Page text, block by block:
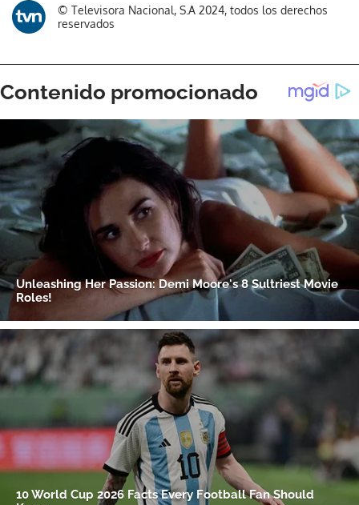
Gracias por suscribirte a nuestro boletín.
© Televisora Nacional, S.A 2024, todos los derechos
reservados